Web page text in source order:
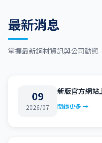
最新消息
掌握最新鋼材資訊與公司動態
09
2026/07
新版官方網站
閱讀更多 →